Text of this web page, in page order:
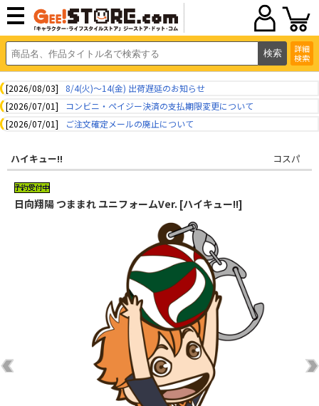
詳細
検索
[2026/08/03]
8/4(火)～14(金) 出荷遅延のお知らせ
[2026/07/01]
コンビニ・ペイジー決済の支払期限変更について
[2026/07/01]
ご注文確定メールの廃止について
ハイキュー!! コスパ
日向翔陽 つままれ ユニフォームVer. [ハイキュー!!]